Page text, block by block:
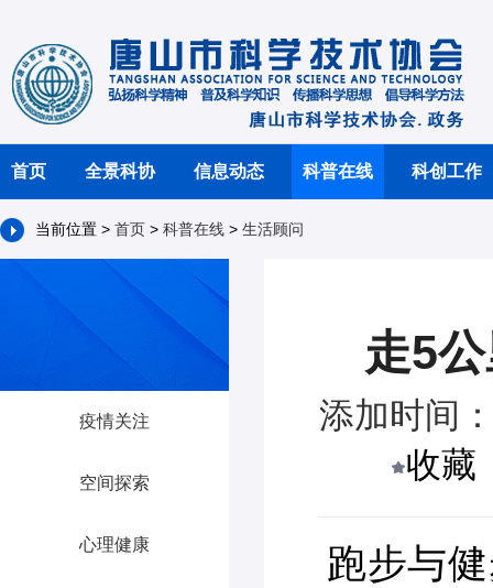
首页 全景科协 信息动态 科普在线 科创工作
当前位置 > 首页 > 科普在线 > 生活顾问
疫情关注
空间探索
心理健康
走5
添加时间
收藏
跑步与